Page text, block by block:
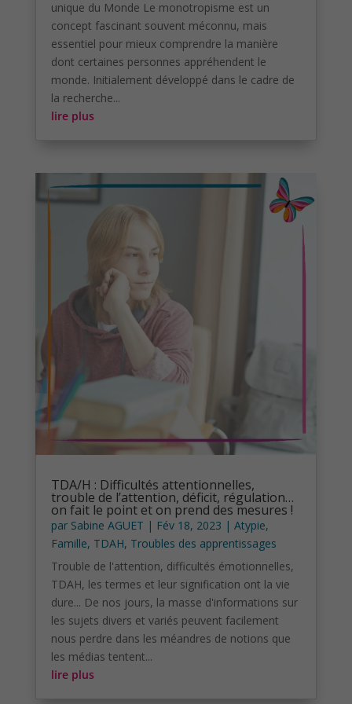
unique du Monde Le monotropisme est un
concept fascinant souvent méconnu, mais
essentiel pour mieux comprendre la manière
dont certaines personnes appréhendent le
monde. Initialement développé dans le cadre de
la recherche...
lire plus
TDA/H : Difficultés attentionnelles,
trouble de l’attention, déficit, régulation…
on fait le point et on prend des mesures !
par Sabine AGUET | Fév 18, 2023 | Atypie,
Famille, TDAH, Troubles des apprentissages
Trouble de l'attention, difficultés émotionnelles,
TDAH, les termes et leur signification ont la vie
dure... De nos jours, la masse d'informations sur
les sujets divers et variés peuvent facilement
nous perdre dans les méandres de notions que
les médias tentent...
lire plus